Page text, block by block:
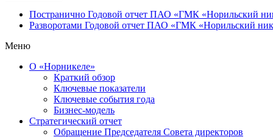
Постранично Годовой отчет ПАО «ГМК «Норильский
Разворотами Годовой отчет ПАО «ГМК «Норильский
Меню
О «Норникеле»
Краткий обзор
Ключевые показатели
Ключевые события года
Бизнес-модель
Стратегический отчет
Обращение Председателя Совета директоров